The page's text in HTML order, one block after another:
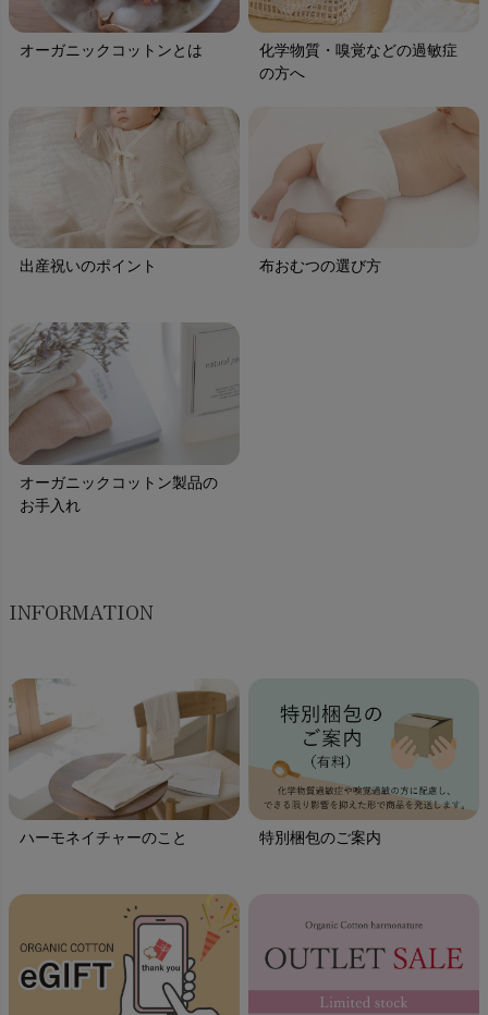
オーガニックコットンとは
化学物質・嗅覚などの過敏症
の方へ
出産祝いのポイント 布おむつの選び方
オーガニックコットン製品の
お手入れ
INFORMATION
ハーモネイチャーのこと 特別梱包のご案内